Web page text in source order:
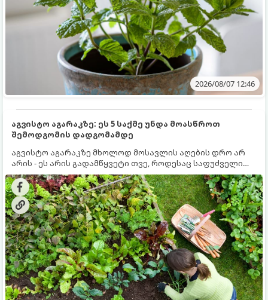
2026/08/07 12:46
აგვისტო აგარაკზე: ეს 5 საქმე უნდა მოასწროთ
შემოდგომის დადგომამდე
აგვისტო აგარაკზე მხოლოდ მოსავლის აღების დრო არ
არის - ეს არის გადამწყვეტი თვე, როდესაც საფუძველი
ეყრება მომავალი წლის მოსავალს და ბაღი მზადდება
შემოდგომა-ზამთრის სეზონისთვის. იმისათვის, რომ
ნიადაგმა ენერგია აღიდგინოს, ხოლო მცენარეებმა
ზამთარს გაუძლონ, აგვისტოს ბოლომდე 5
მნიშვნელოვანი საქმის გაკეთება უნდა მოასწროთ: